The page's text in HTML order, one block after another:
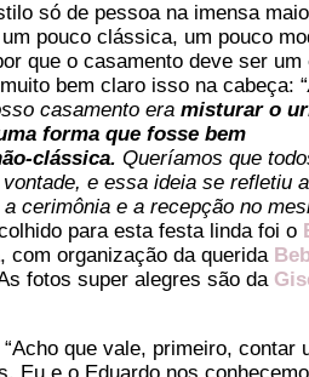
só de pessoa na imensa
pouco clássica, um pouco
que o casamento deve ser um
bem claro isso na cabeça: “
casamento era misturar o
forma que fosse bem
clássica. Queríamos que
e essa ideia se refletiu
cerimônia e a recepção no
para esta festa linda foi o
, com organização da querida
fotos super alegres são da
que vale, primeiro, contar